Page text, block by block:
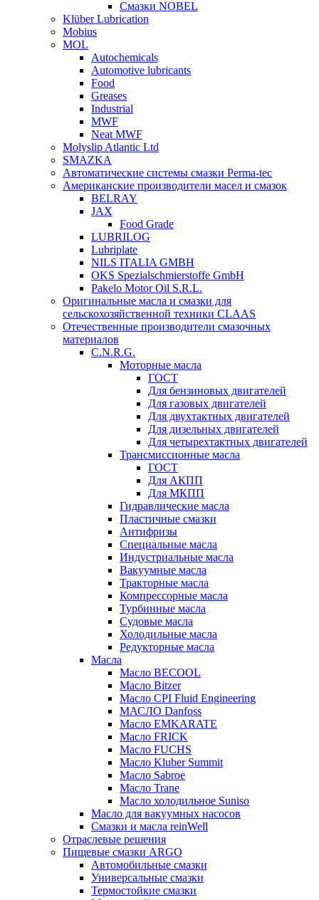
Смазки NOBEL
Klüber Lubrication
Mobius
MOL
Autochemicals
Automotive lubricants
Food
Greases
Industrial
MWF
Neat MWF
Molyslip Atlantic Ltd
SMAZKA
Автоматические системы смазки Perma-tec
Американские производители масел и смазок
BELRAY
JAX
Food Grade
LUBRILOG
Lubriplate
NILS ITALIA GMBH
OKS Spezialschmierstoffe GmbH
Pakelo Motor Oil S.R.L.
Оригинальные масла и смазки для
сельскохозяйственной техники CLAAS
Отечественные производители смазочных
материалов
C.N.R.G.
Моторные масла
ГОСТ
Для бензиновых двигателей
Для газовых двигателей
Для двухтактных двигателей
Для дизельных двигателей
Для четырехтактных двигателей
Трансмиссионные масла
ГОСТ
Для АКПП
Для МКПП
Гидравлические масла
Пластичные смазки
Антифризы
Специальные масла
Индустриальные масла
Вакуумные масла
Тракторные масла
Компрессорные масла
Турбинные масла
Судовые масла
Холодильные масла
Редукторные масла
Масла
Масло BECOOL
Масло Bitzer
Масло CPI Fluid Engineering
МАСЛО Danfoss
Масло EMKARATE
Масло FRICK
Масло FUCHS
Масло Kluber Summit
Масло Sabroe
Масло Trane
Масло холодильное Suniso
Масло для вакуумных насосов
Смазки и масла reinWell
Отраслевые решения
Пищевые смазки ARGO
Автомобильные смазки
Универсальные смазки
Термостойкие смазки